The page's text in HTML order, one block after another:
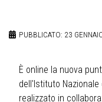
PUBBLICATO: 23
È online la nuova
dell'Istituto Nazionale
realizzato in